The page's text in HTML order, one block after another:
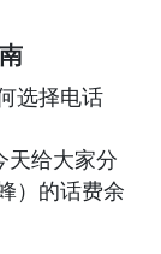
选择电话
给大家分
）的话费余